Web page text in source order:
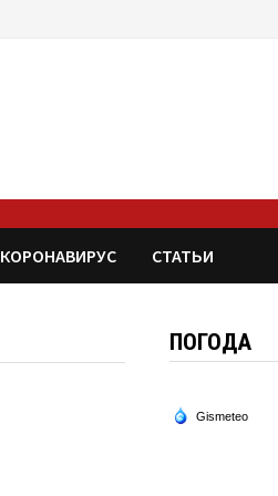
КОРОНАВИРУС СТАТЬИ
ПОГОДА